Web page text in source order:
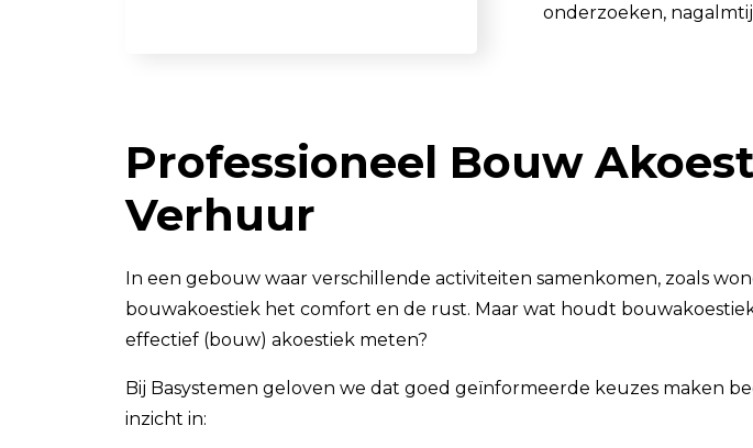
onderzoeken,
Professioneel Bouw
Verhuur
In een gebouw waar verschillende activiteiten samenkomen, zoals
bouwakoestiek het comfort en de rust. Maar wat houdt
effectief (bouw) akoestiek meten?
Bij Basystemen geloven we dat goed geïnformeerde keuzes maken
inzicht in: